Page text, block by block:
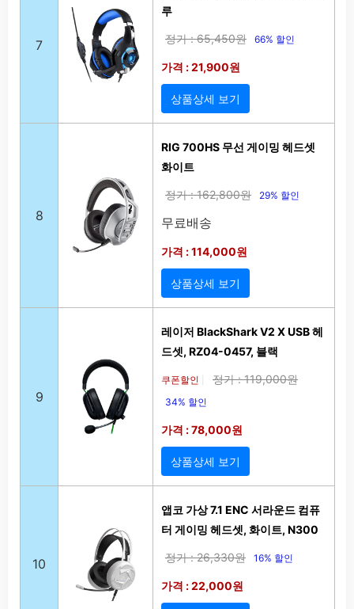
7
루
정가 : 65,450원 66% 할인
가격 : 21,900원
상품상세 보기
8
RIG 700HS 무선 게이밍 헤드셋
화이트
정가 : 162,800원 29% 할인
무료배송
가격 : 114,000원
상품상세 보기
9
레이저 BlackShark V2 X USB 헤
드셋, RZ04-0457, 블랙
쿠폰할인 정가 : 119,000원
34% 할인
가격 : 78,000원
상품상세 보기
10
앱코 가상 7.1 ENC 서라운드 컴퓨
터 게이밍 헤드셋, 화이트, N300
정가 : 26,330원 16% 할인
가격 : 22,000원